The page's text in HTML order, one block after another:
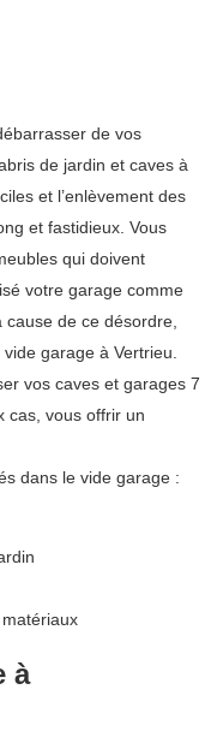
de vos
de jardin et caves à
et l’enlèvement des
et fastidieux. Vous
qui doivent
votre garage comme
de ce désordre,
garage à Vertrieu.
vos caves et garages 7
cas, vous offrir un
dans le vide garage :
à